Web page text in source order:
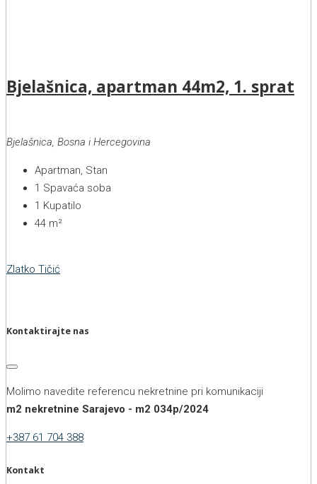
Bjelašnica, apartman 44m2, 1. sprat
Bjelašnica, Bosna i Hercegovina
Apartman, Stan
1 Spavaća soba
1 Kupatilo
44 m²
Zlatko Tičić
Kontaktirajte nas
Molimo navedite referencu nekretnine pri komunikaciji
m2 nekretnine Sarajevo - m2 034p/2024
+387 61 704 388
Kontakt